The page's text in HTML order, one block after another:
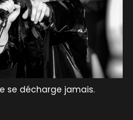
se décharge jamais.